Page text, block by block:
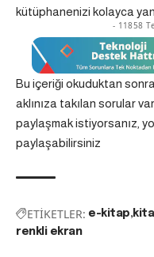
kütüphanenizi kolayca
- 11858
Bu içeriği okuduktan
aklınıza takılan sorular
paylaşmak istiyorsanız,
paylaşabilirsiniz
ETİKETLER: e-kitap
renkli ekran